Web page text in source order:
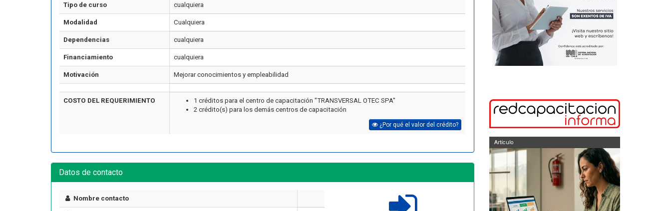
Tipo de curso cualquiera
Modalidad Cualquiera
Dependencias cualquiera
Financiamiento cualquiera
Motivación Mejorar conocimientos y empleabilidad
COSTO DEL REQUERIMIENTO
1 créditos para el centro de capacitación "TRANSVERSAL OTEC SPA"
2 crédito(s) para los demás centros de capacitación
¿Por qué el valor del crédito?
Datos de contacto
Nombre contacto
Artículo